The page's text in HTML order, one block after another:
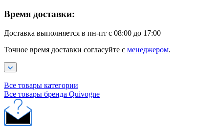
Время доставки:
Доставка выполняется в пн-пт с 08:00 до 17:00
Точное время доставки согласуйте с менеджером.
Все товары категории
Все товары бренда Quivogne